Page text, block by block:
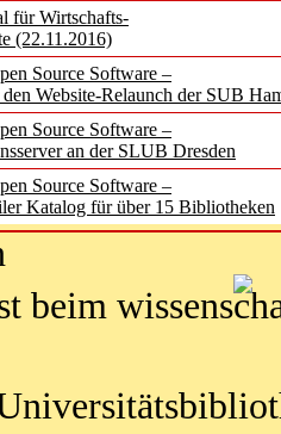
für Wirtschafts-
(22.11.2016)
Source Software –
Website-Relaunch der SUB
Source Software –
an der SLUB Dresden
Source Software –
Katalog für über 15 Bibliotheken
in der
unterwegs
Social Media
beim